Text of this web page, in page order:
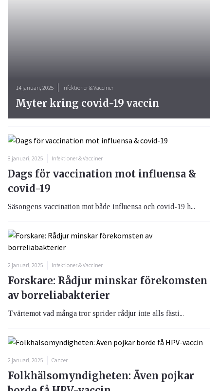
14 januari, 2025 Infektioner & Vacciner
Myter kring covid-19 vaccin
8 januari, 2025 Infektioner & Vacciner
Dags för vaccination mot influensa &
covid-19
Säsongens vaccination mot både influensa och covid-19 h...
2 januari, 2025 Infektioner & Vacciner
Forskare: Rådjur minskar förekomsten
av borreliabakterier
Tvärtemot vad många tror sprider rådjur inte alls fästi...
2 januari, 2025 Cancer
Folkhälsomyndigheten: Även pojkar